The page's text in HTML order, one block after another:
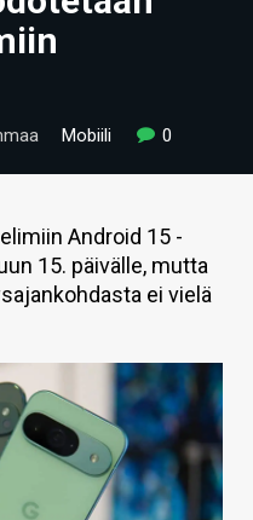
Mobiili 0
Android 15 -
15. päivälle, mutta
ei vielä